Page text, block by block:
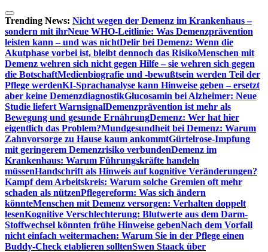
Zum
Inhalt
springen
Trending News: Nicht wegen der Demenz im Krankenhaus –
sondern mit ihrNeue WHO-Leitlinie: Was Demenzprävention
leisten kann – und was nichtDelir bei Demenz: Wenn die
Akutphase vorbei ist, bleibt dennoch das RisikoMenschen mit
Demenz wehren sich nicht gegen Hilfe – sie wehren sich gegen
die BotschaftMedienbiografie und -bewußtsein werden Teil der
Pflege werdenKI-Sprachanalyse kann Hinweise geben – ersetzt
aber keine DemenzdiagnostikGlucosamin bei Alzheimer: Neue
Studie liefert WarnsignalDemenzprävention ist mehr als
Bewegung und gesunde ErnährungDemenz: Wer hat hier
eigentlich das Problem?Mundgesundheit bei Demenz: Warum
Zahnvorsorge zu Hause kaum ankommtGürtelrose-Impfung
mit geringerem Demenzrisiko verbundenDemenz im
Krankenhaus: Warum Führungskräfte handeln
müssenHandschrift als Hinweis auf kognitive Veränderungen?
Kampf dem Arbeitskreis: Warum solche Gremien oft mehr
schaden als nützenPflegereform: Was sich ändern
könnteMenschen mit Demenz versorgen: Verhalten doppelt
lesenKognitive Verschlechterung: Blutwerte aus dem Darm-
Stoffwechsel könnten frühe Hinweise gebenNach dem Vorfall
nicht einfach weitermachen: Warum Sie in der Pflege einen
Buddy-Check etablieren solltenSwen Staack über